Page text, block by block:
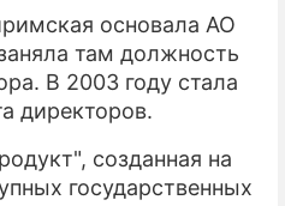
основала АО
там должность
В 2003 году стала
директоров.
созданная на
государственных